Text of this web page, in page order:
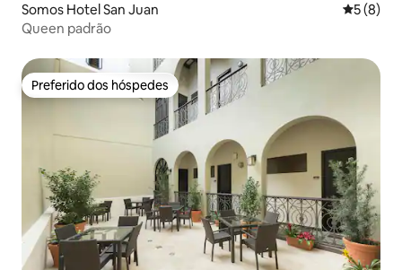
Somos Hotel San Juan 5 de
5 (8)
Queen padrão
Preferido dos hóspedes
Preferido dos hóspedes